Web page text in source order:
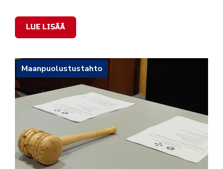
LUE LISÄÄ
Maanpuolustustahto